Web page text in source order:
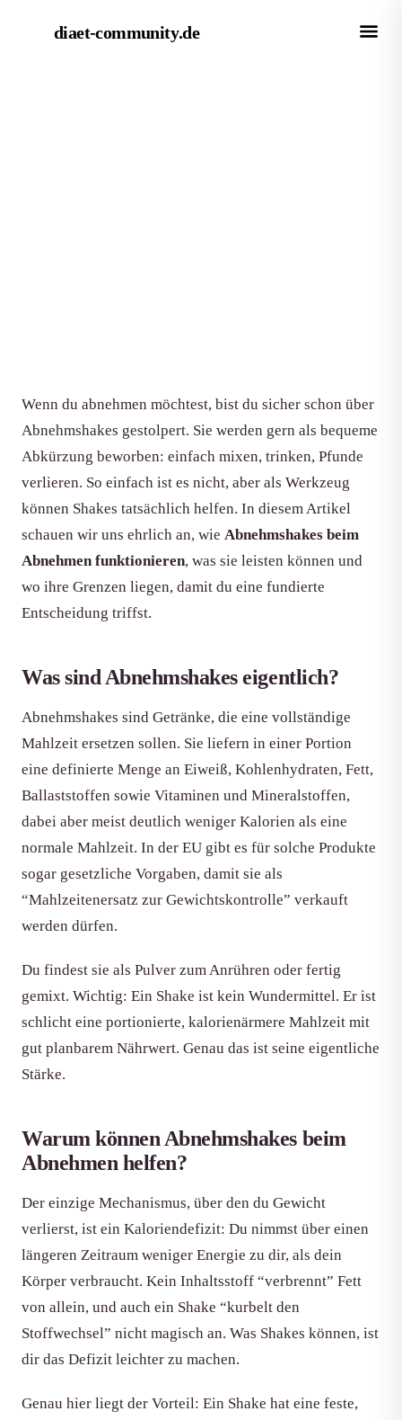
diaet-community.de
Wenn du abnehmen möchtest, bist du sicher schon über
Abnehmshakes gestolpert. Sie werden gern als bequeme
Abkürzung beworben: einfach mixen, trinken, Pfunde
verlieren. So einfach ist es nicht, aber als Werkzeug
können Shakes tatsächlich helfen. In diesem Artikel
schauen wir uns ehrlich an, wie Abnehmshakes beim
Abnehmen funktionieren, was sie leisten können und
wo ihre Grenzen liegen, damit du eine fundierte
Entscheidung triffst.
Was sind Abnehmshakes eigentlich?
Abnehmshakes sind Getränke, die eine vollständige
Mahlzeit ersetzen sollen. Sie liefern in einer Portion
eine definierte Menge an Eiweiß, Kohlenhydraten, Fett,
Ballaststoffen sowie Vitaminen und Mineralstoffen,
dabei aber meist deutlich weniger Kalorien als eine
normale Mahlzeit. In der EU gibt es für solche Produkte
sogar gesetzliche Vorgaben, damit sie als
“Mahlzeitenersatz zur Gewichtskontrolle” verkauft
werden dürfen.
Du findest sie als Pulver zum Anrühren oder fertig
gemixt. Wichtig: Ein Shake ist kein Wundermittel. Er ist
schlicht eine portionierte, kalorienärmere Mahlzeit mit
gut planbarem Nährwert. Genau das ist seine eigentliche
Stärke.
Warum können Abnehmshakes beim
Abnehmen helfen?
Der einzige Mechanismus, über den du Gewicht
verlierst, ist ein Kaloriendefizit: Du nimmst über einen
längeren Zeitraum weniger Energie zu dir, als dein
Körper verbraucht. Kein Inhaltsstoff “verbrennt” Fett
von allein, und auch ein Shake “kurbelt den
Stoffwechsel” nicht magisch an. Was Shakes können, ist
dir das Defizit leichter zu machen.
Genau hier liegt der Vorteil: Ein Shake hat eine feste,